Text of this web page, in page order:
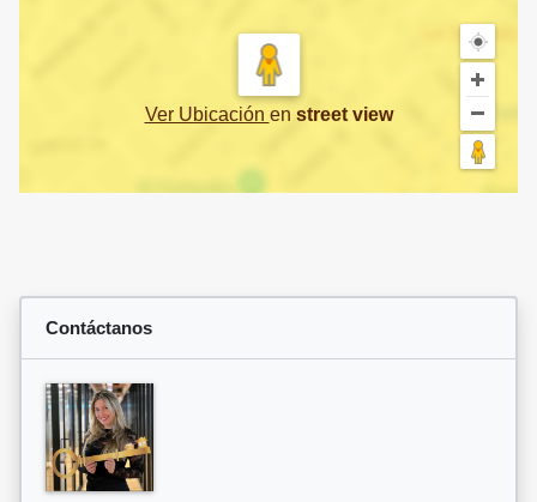
Ver Ubicación en street view
Contáctanos